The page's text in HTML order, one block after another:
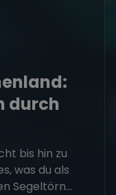
durch
bis hin zu
was du als
Segeltörn...